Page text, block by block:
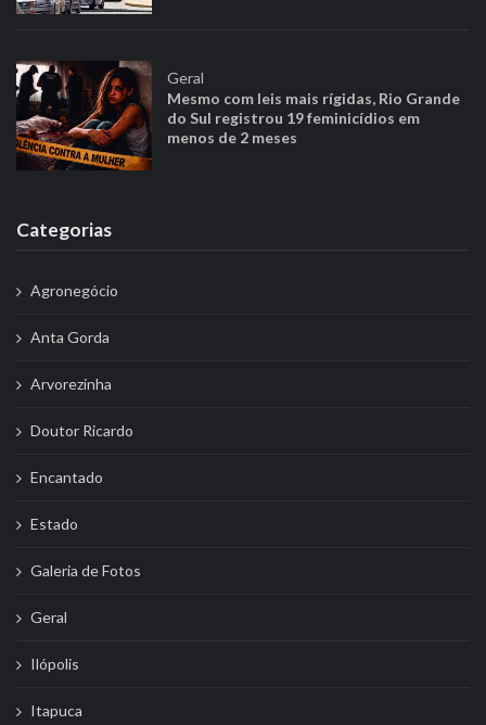
Geral
Mesmo com leis mais rígidas, Rio Grande
do Sul registrou 19 feminicídios em
menos de 2 meses
Categorias
Agronegócio
Anta Gorda
Arvorezinha
Doutor Ricardo
Encantado
Estado
Galeria de Fotos
Geral
Ilópolis
Itapuca